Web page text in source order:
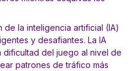
la inteligencia artificial (IA)
y desafiantes. La IA
dificultad del juego al nivel de
patrones de tráfico más